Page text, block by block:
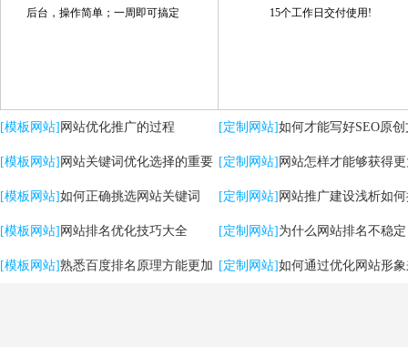
后台，操作简单；一周即可搞定
15个工作日交付使用!
[模板网站] 网站优化推广的过程
[模板网站] 网站关键词优化选择的重要
性
[模板网站]如何正确挑选网站关键词
[模板网站] 网站排名优化技巧大全
[模板网站]熟悉百度排名原理方能更加
[定制网站]如何才能写好SEO原
[定制网站] 网站怎样才能够获得
流量？
[定制网站] 网站推广建设浅析如
用户体验
[定制网站] 为什么网站排名不稳
[定制网站]如何通过优化网站形